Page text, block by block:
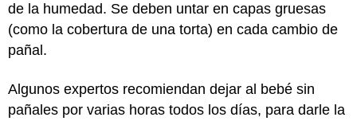
de la humedad. Se deben untar en capas gruesas
(como la cobertura de una torta) en cada cambio de
pañal.
Algunos expertos recomiendan dejar al bebé sin
pañales por varias horas todos los días, para darle la